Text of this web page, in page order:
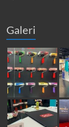
Galeri